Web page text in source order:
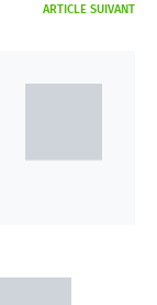
ARTICLE SUIVANT